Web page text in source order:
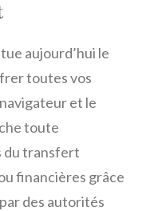
aujourd’hui le
toutes vos
et le
toute
du transfert
financières grâce
des autorités